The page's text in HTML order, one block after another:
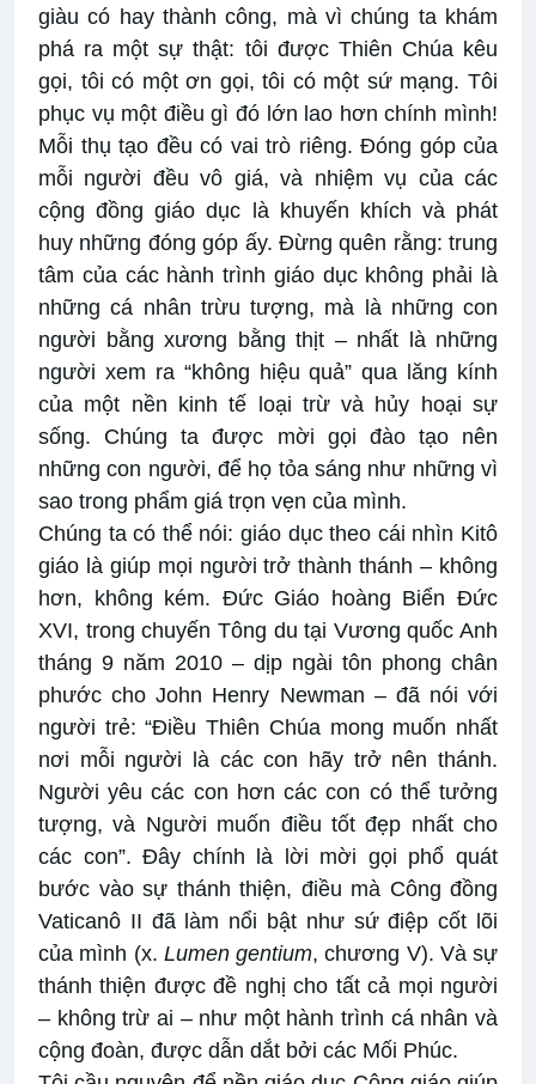
giàu có hay thành công, mà vì chúng ta khám
phá ra một sự thật: tôi được Thiên Chúa kêu
gọi, tôi có một ơn gọi, tôi có một sứ mạng. Tôi
phục vụ một điều gì đó lớn lao hơn chính mình!
Mỗi thụ tạo đều có vai trò riêng. Đóng góp của
mỗi người đều vô giá, và nhiệm vụ của các
cộng đồng giáo dục là khuyến khích và phát
huy những đóng góp ấy. Đừng quên rằng: trung
tâm của các hành trình giáo dục không phải là
những cá nhân trừu tượng, mà là những con
người bằng xương bằng thịt – nhất là những
người xem ra “không hiệu quả” qua lăng kính
của một nền kinh tế loại trừ và hủy hoại sự
sống. Chúng ta được mời gọi đào tạo nên
những con người, để họ tỏa sáng như những vì
sao trong phẩm giá trọn vẹn của mình.
Chúng ta có thể nói: giáo dục theo cái nhìn Kitô
giáo là giúp mọi người trở thành thánh – không
hơn, không kém. Đức Giáo hoàng Biển Đức
XVI, trong chuyến Tông du tại Vương quốc Anh
tháng 9 năm 2010 – dịp ngài tôn phong chân
phước cho John Henry Newman – đã nói với
người trẻ: “Điều Thiên Chúa mong muốn nhất
nơi mỗi người là các con hãy trở nên thánh.
Người yêu các con hơn các con có thể tưởng
tượng, và Người muốn điều tốt đẹp nhất cho
các con”. Đây chính là lời mời gọi phổ quát
bước vào sự thánh thiện, điều mà Công đồng
Vaticanô II đã làm nổi bật như sứ điệp cốt lõi
của mình (x. Lumen gentium, chương V). Và sự
thánh thiện được đề nghị cho tất cả mọi người
– không trừ ai – như một hành trình cá nhân và
cộng đoàn, được dẫn dắt bởi các Mối Phúc.